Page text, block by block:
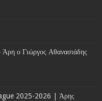
ο Γιώργος Αθανασιάδης
2025-2026 | Άρης